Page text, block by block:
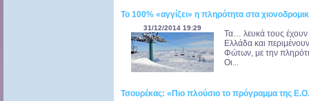
Το 100% «αγγίζει» η πληρότητα στα
31/12/2014 19:29
Τα… λευκά τους έχουν
Ελλάδα και
Φώτων, με την
Οι...
Τσουρέκας: «Πιο πλούσιο το πρόγραμμα της